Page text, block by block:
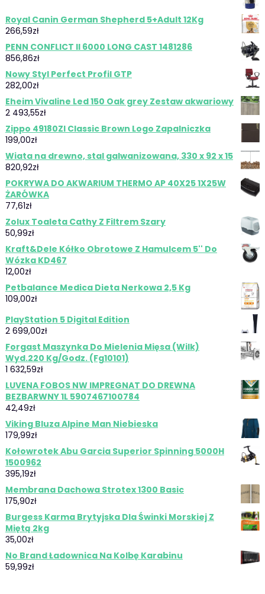
Royal Canin German Shepherd 5+Adult 12Kg
266,59zł
PENN CONFLICT II 6000 LONG CAST 1481286
856,86zł
Nowy Styl Perfect Profil GTP
282,00zł
Eheim Vivaline Led 150 Oak grey Zestaw akwariowy
2 493,55zł
Zippo 49180Zl Classic Brown Logo Zapalniczka
199,00zł
Wiata na drewno, stal galwanizowana, 330 x 92 x 15
820,92zł
POKRYWA DO AKWARIUM THERMO AP 40X25 1X25W
ŻARÓWKA
77,61zł
Zolux Toaleta Cathy Z Filtrem Szary
50,99zł
Kraft&Dele Kółko Obrotowe Z Hamulcem 5'' Do
Wózka KD467
12,00zł
Petbalance Medica Dieta Nerkowa 2,5 Kg
109,00zł
PlayStation 5 Digital Edition
2 699,00zł
Forgast Maszynka Do Mielenia Mięsa (Wilk)
Wyd.220 Kg/Godz. (Fg10101)
1 632,59zł
LUVENA FOBOS NW IMPREGNAT DO DREWNA
BEZBARWNY 1L 5907467100784
42,49zł
Viking Bluza Alpine Man Niebieska
179,99zł
Kołowrotek Abu Garcia Superior Spinning 5000H
1500962
395,19zł
Membrana Dachowa Strotex 1300 Basic
175,90zł
Burgess Karma Brytyjska Dla Świnki Morskiej Z
Miętą 2kg
35,00zł
No Brand Ładownica Na Kolbę Karabinu
59,99zł